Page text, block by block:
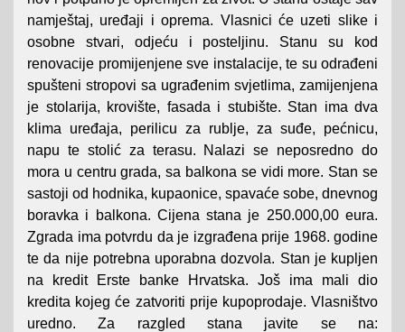
namještaj, uređaji i oprema. Vlasnici će uzeti slike i
osobne stvari, odjeću i posteljinu. Stanu su kod
renovacije promijenjene sve instalacije, te su odrađeni
spušteni stropovi sa ugrađenim svjetlima, zamijenjena
je stolarija, krovište, fasada i stubište. Stan ima dva
klima uređaja, perilicu za rublje, za suđe, pećnicu,
napu te stolić za terasu. Nalazi se neposredno do
mora u centru grada, sa balkona se vidi more. Stan se
sastoji od hodnika, kupaonice, spavaće sobe, dnevnog
boravka i balkona. Cijena stana je 250.000,00 eura.
Zgrada ima potvrdu da je izgrađena prije 1968. godine
te da nije potrebna uporabna dozvola. Stan je kupljen
na kredit Erste banke Hrvatska. Još ima mali dio
kredita kojeg će zatvoriti prije kupoprodaje. Vlasništvo
uredno. Za razgled stana javite se na: